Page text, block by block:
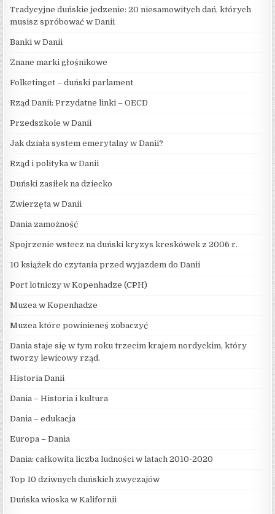
Tradycyjne duńskie jedzenie: 20 niesamowitych dań, których
musisz spróbować w Danii
Banki w Danii
Znane marki głośnikowe
Folketinget – duński parlament
Rząd Danii: Przydatne linki – OECD
Przedszkole w Danii
Jak działa system emerytalny w Danii?
Rząd i polityka w Danii
Duński zasiłek na dziecko
Zwierzęta w Danii
Dania zamożność
Spojrzenie wstecz na duński kryzys kreskówek z 2006 r.
10 książek do czytania przed wyjazdem do Danii
Port lotniczy w Kopenhadze (CPH)
Muzea w Kopenhadze
Muzea które powinieneś zobaczyć
Dania staje się w tym roku trzecim krajem nordyckim, który
tworzy lewicowy rząd.
Historia Danii
Dania – Historia i kultura
Dania – edukacja
Europa – Dania
Dania: całkowita liczba ludności w latach 2010-2020
Top 10 dziwnych duńskich zwyczajów
Duńska wioska w Kalifornii